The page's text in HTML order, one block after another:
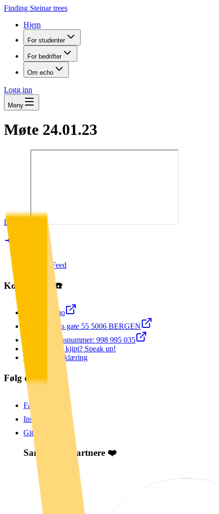
Finding Steinar trees
Hjem
For studenter
For bedrifter
Om echo
Logg inn
Meny
Møte 24.01.23
Last ned
RSS Feed
Kontakt oss ☎️
echo@uib.no
Thormøhlens gate 55 5006 BERGEN
Organisasjonsnummer: 998 995 035
Opplevd noe kjipt? Speak up!
Personvernerklæring
Følg oss 💻
Facebook
Instagram
GitHub
Samarbeidspartnere ❤️